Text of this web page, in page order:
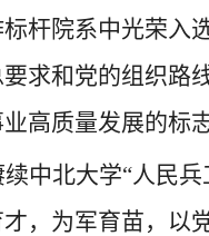
杆院系中光荣入
求和党的组织路
高质量发展的标
中北大学“人民
，为军育苗，以